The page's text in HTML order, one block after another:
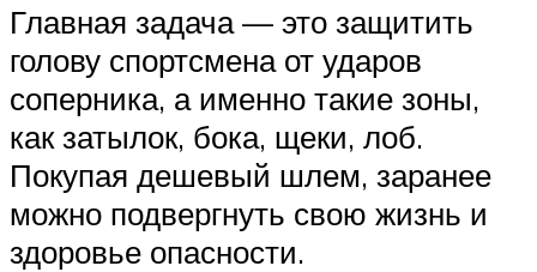
Главная задача — это защитить
голову спортсмена от ударов
соперника, а именно такие зоны,
как затылок, бока, щеки, лоб.
Покупая дешевый шлем, заранее
можно подвергнуть свою жизнь и
здоровье опасности.